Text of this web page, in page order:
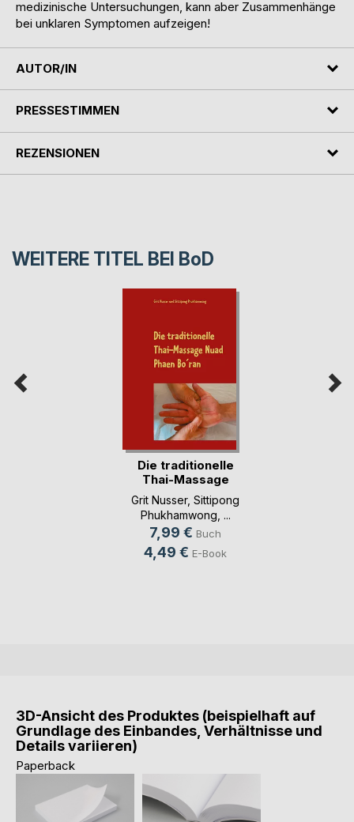
medizinische Untersuchungen, kann aber Zusammenhänge
bei unklaren Symptomen aufzeigen!
AUTOR/IN
PRESSESTIMMEN
REZENSIONEN
WEITERE TITEL BEI BoD
Die traditionelle
Thai-Massage
Nua(...)
Grit Nusser, Sittipong
Phukhamwong , ...
7,99 € Buch
4,49 € E-Book
3D-Ansicht des Produktes (beispielhaft auf
Grundlage des Einbandes, Verhältnisse und
Details variieren)
Paperback